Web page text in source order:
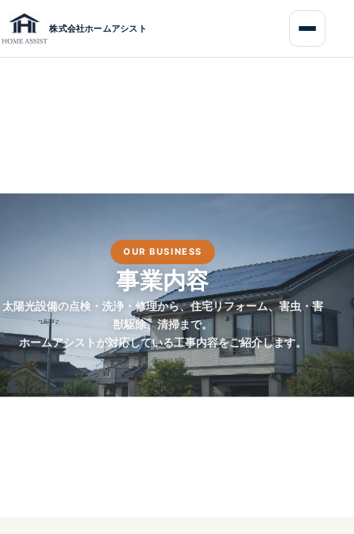
ン
ン
ビ
ー
OUR BUSINESS
事業内容
太陽光設備の点検・洗浄・修理から、住宅リフォーム、害虫・害
獣駆除、清掃まで。
ホームアシストが対応している工事内容をご紹介します。
株式会社ホームアシスト